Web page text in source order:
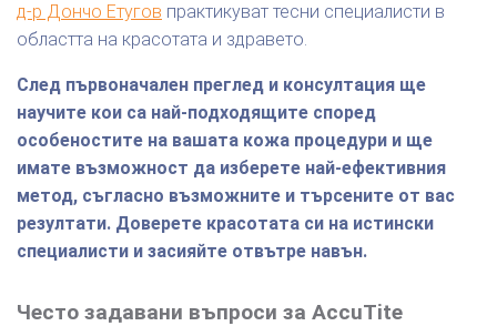
д-р Дончо Етугов практикуват тесни специалисти в
областта на красотата и здравето.
След първоначален преглед и консултация ще
научите кои са най-подходящите според
особеностите на вашата кожа процедури и ще
имате възможност да изберете най-ефективния
метод, съгласно възможните и търсените от вас
резултати. Доверете красотата си на истински
специалисти и засияйте отвътре навън.
Често задавани въпроси за AccuTite